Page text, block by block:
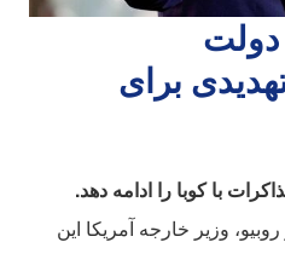
دولت
برای
با کوبا را ادامه دهد.
وزیر خارجه آمریکا این